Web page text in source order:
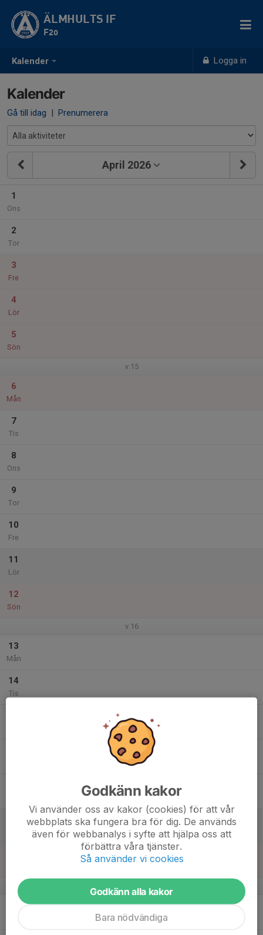
Kalender Logga in
ÄLMHULTS IF
F20
Kalender
Gå till idag | Prenumerera
April 2026
1
Ons
2
Tor
3
Fre
4
Lör
5
Sön
v.15
6
Mån
7
Tis
8
Ons
9
Tor
10
Fre
11
Lör
12
Sön
v.16
13
Mån
14
Tis
v.17
Godkänn kakor
Vi använder oss av kakor (cookies) för att vår
webbplats ska fungera bra för dig. De används
även för webbanalys i syfte att hjälpa oss att
förbättra våra tjänster.
Så använder vi cookies
Godkänn alla kakor
Bara nödvändiga